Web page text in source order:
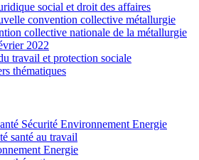
social et droit des affaires
convention collective métallurgie
collective nationale de la métallurgie
2022
travail et protection sociale
thématiques
Sécurité Environnement Energie
santé au travail
Energie